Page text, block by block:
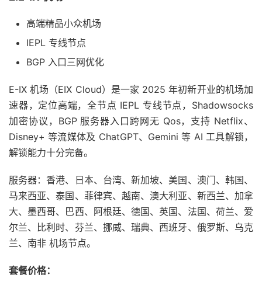
高端精品小众机场
IEPL 专线节点
BGP 入口三网优化
E-IX 机场（EIX Cloud）是一家 2025 年初新开业的机场加
速器，定位高端，全节点 IEPL 专线节点，Shadowsocks
加密协议，BGP 服务器入口跨网无 Qos，支持 Netflix、
Disney+ 等流媒体及 ChatGPT、Gemini 等 AI 工具解锁，
解锁能力十分完备。
服务器：香港、日本、台湾、新加坡、美国、澳门、韩国、
马来西亚、泰国、菲律宾、越南、澳大利亚、新西兰、加拿
大、墨西哥、巴西、阿根廷、德国、英国、法国、荷兰、爱
尔兰、比利时、芬兰、挪威、瑞典、西班牙、俄罗斯、乌克
兰、南非 机场节点。
套餐价格：